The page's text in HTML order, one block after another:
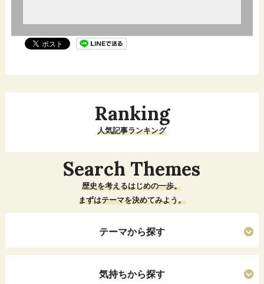
Ranking
人気記事ランキング
Search Themes
歴史を考えるはじめの一歩。
まずはテーマを決めてみよう。
テーマから探す
気持ちから探す